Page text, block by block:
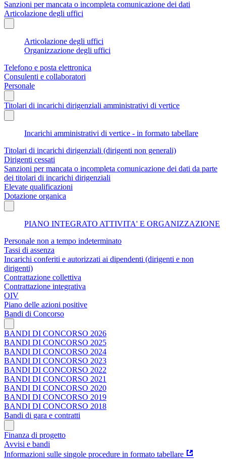
Sanzioni per mancata o incompleta comunicazione dei dati
Articolazione degli uffici
Articolazione degli uffici
Organizzazione degli uffici
Telefono e posta elettronica
Consulenti e collaboratori
Personale
Titolari di incarichi dirigenziali amministrativi di vertice
Incarichi amministrativi di vertice - in formato tabellare
Titolari di incarichi dirigenziali (dirigenti non generali)
Dirigenti cessati
Sanzioni per mancata o incompleta comunicazione dei dati da parte
dei titolari di incarichi dirigenziali
Elevate qualificazioni
Dotazione organica
PIANO INTEGRATO ATTIVITA' E ORGANIZZAZIONE
Personale non a tempo indeterminato
Tassi di assenza
Incarichi conferiti e autorizzati ai dipendenti (dirigenti e non
dirigenti)
Contrattazione collettiva
Contrattazione integrativa
OIV
Piano delle azioni positive
Bandi di Concorso
BANDI DI CONCORSO 2026
BANDI DI CONCORSO 2025
BANDI DI CONCORSO 2024
BANDI DI CONCORSO 2023
BANDI DI CONCORSO 2022
BANDI DI CONCORSO 2021
BANDI DI CONCORSO 2020
BANDI DI CONCORSO 2019
BANDI DI CONCORSO 2018
Bandi di gara e contratti
Finanza di progetto
Avvisi e bandi
Informazioni sulle singole procedure in formato tabellare